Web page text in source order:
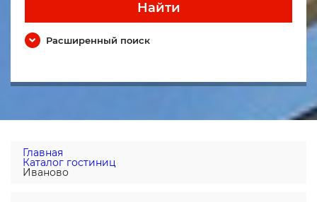
Найти
Расширенный поиск
Главная
Каталог гостиниц
Иваново